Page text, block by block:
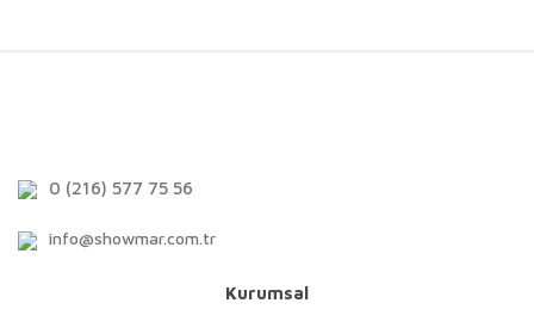
0 (216) 577 75 56
info@showmar.com.tr
Kurumsal